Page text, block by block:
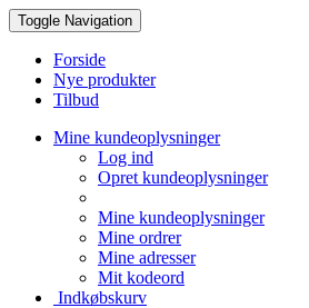
Toggle Navigation
Forside
Nye produkter
Tilbud
Mine kundeoplysninger
Log ind
Opret kundeoplysninger
Mine kundeoplysninger
Mine ordrer
Mine adresser
Mit kodeord
Indkøbskurv